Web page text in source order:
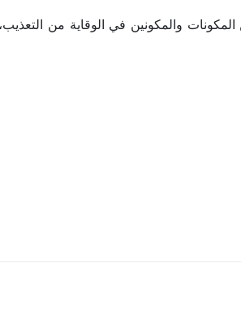
والمكونين في الوقاية من